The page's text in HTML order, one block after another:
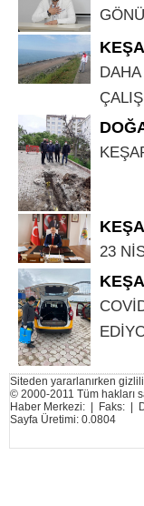
23
Siteden yararlanırken
© 2000-2011 Tüm hakları
Haber Merkezi: | Faks: |
Sayfa Üretimi: 0.0804